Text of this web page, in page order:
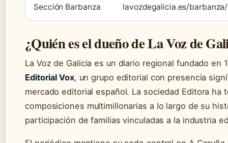
Sección Barbanza lavozdegalicia.es/barbanza/
¿Quién es el dueño de La Voz de
La Voz de Galicia es un diario regional fundado en
Editorial Vox, un grupo editorial con presencia
mercado editorial español. La sociedad Editora ha
composiciones multimillonarias a lo largo de su
participación de familias vinculadas a la industria